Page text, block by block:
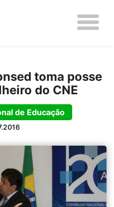
toma posse
do CNE
de Educação